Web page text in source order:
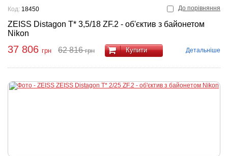
До порівняння
ZEISS Distagon T* 3,5/18 ZF.2 - об'єктив з байонетом
Nikon
Код: 18450
37 806 грн 62 816грн Купити Детальніше